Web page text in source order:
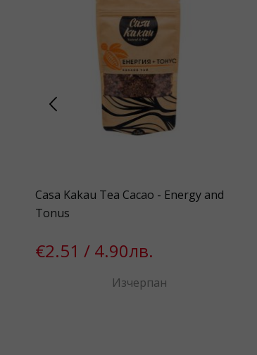
Casa Kakau Tea Cacao - Energy and
Tonus
€2.51 / 4.90лв.
Изчерпан